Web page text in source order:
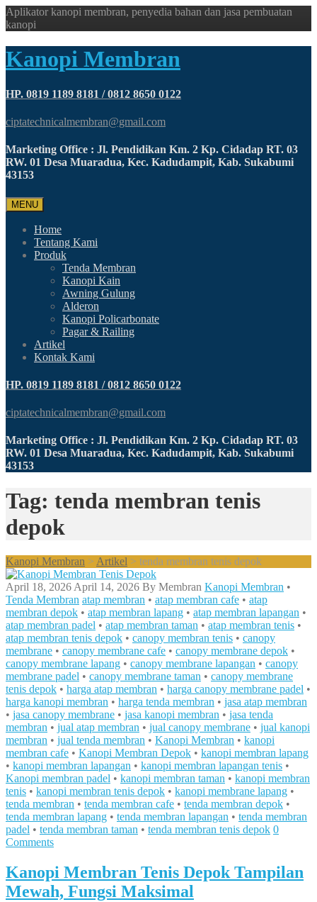
Aplikator kanopi membran, penyedia bahan dan jasa pembuatan
kanopi
Kanopi Membran
HP. 0819 1189 8181 / 0812 8650 0122
ciptatechnicalmembran@gmail.com
Marketing Office : Jl. Pendidikan Km. 2 Kp. Cidadap RT. 03
RW. 01 Desa Muaradua, Kec. Kadudampit, Kab. Sukabumi
43153
MENU
Home
Tentang Kami
Produk
Tenda Membran
Kanopi Kain
Awning Gulung
Alderon
Kanopi Policarbonate
Pagar & Railing
Artikel
Kontak Kami
HP. 0819 1189 8181 / 0812 8650 0122
ciptatechnicalmembran@gmail.com
Marketing Office : Jl. Pendidikan Km. 2 Kp. Cidadap RT. 03
RW. 01 Desa Muaradua, Kec. Kadudampit, Kab. Sukabumi
43153
Tag: tenda membran tenis
depok
Kanopi Membran > Artikel > tenda membran tenis depok
April 18, 2026 April 14, 2026 By Membran Kanopi Membran •
Tenda Membran atap membran • atap membran cafe • atap
membran depok • atap membran lapang • atap membran lapangan •
atap membran padel • atap membran taman • atap membran tenis •
atap membran tenis depok • canopy membran tenis • canopy
membrane • canopy membrane cafe • canopy membrane depok •
canopy membrane lapang • canopy membrane lapangan • canopy
membrane padel • canopy membrane taman • canopy membrane
tenis depok • harga atap membran • harga canopy membrane padel •
harga kanopi membran • harga tenda membran • jasa atap membran
• jasa canopy membrane • jasa kanopi membran • jasa tenda
membran • jual atap membran • jual canopy membrane • jual kanopi
membran • jual tenda membran • Kanopi Membran • kanopi
membran cafe • Kanopi Membran Depok • kanopi membran lapang
• kanopi membran lapangan • kanopi membran lapangan tenis •
Kanopi membran padel • kanopi membran taman • kanopi membran
tenis • kanopi membran tenis depok • kanopi membrane lapang •
tenda membran • tenda membran cafe • tenda membran depok •
tenda membran lapang • tenda membran lapangan • tenda membran
padel • tenda membran taman • tenda membran tenis depok 0
Comments
Kanopi Membran Tenis Depok Tampilan
Mewah, Fungsi Maksimal